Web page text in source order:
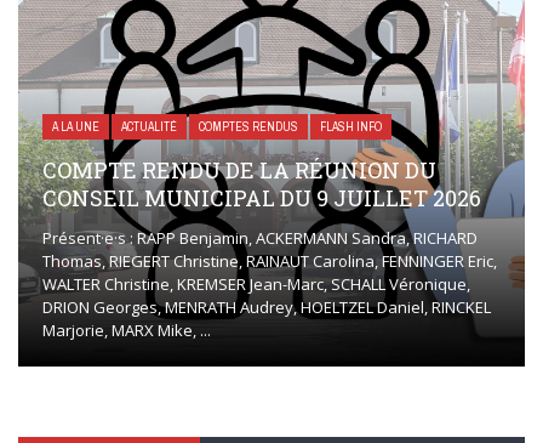
A LA UNE ACTUALITÉ COMPTES RENDUS FLASH INFO
COMPTE RENDU DE LA RÉUNION DU
CONSEIL MUNICIPAL DU 9 JUILLET 2026
Présent·e·s : RAPP Benjamin, ACKERMANN Sandra, RICHARD
Thomas, RIEGERT Christine, RAINAUT Carolina, FENNINGER Eric,
WALTER Christine, KREMSER Jean-Marc, SCHALL Véronique,
DRION Georges, MENRATH Audrey, HOELTZEL Daniel, RINCKEL
Marjorie, MARX Mike, ...